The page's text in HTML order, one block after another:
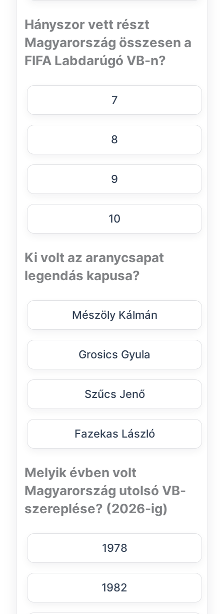
Hányszor vett részt
Magyarország összesen a
FIFA Labdarúgó VB-n?
7
8
9
10
Ki volt az aranycsapat
legendás kapusa?
Mészöly Kálmán
Grosics Gyula
Szűcs Jenő
Fazekas László
Melyik évben volt
Magyarország utolsó VB-
szereplése? (2026-ig)
1978
1982